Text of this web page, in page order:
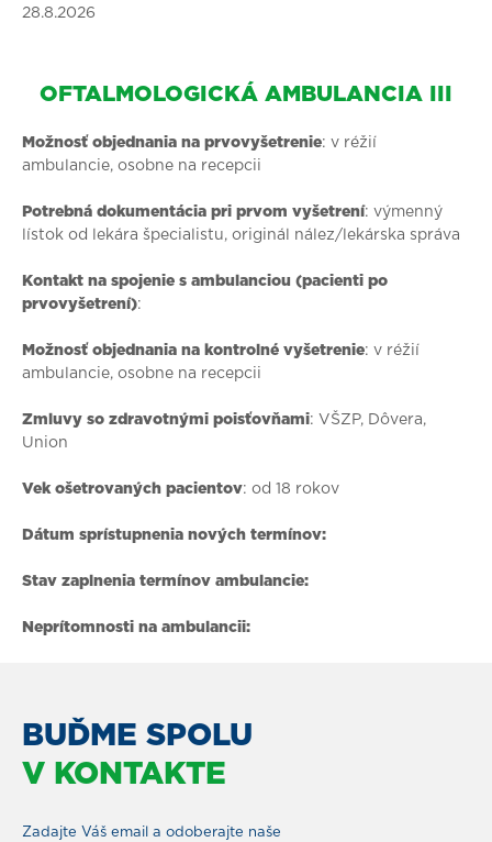
28.8.2026
OFTALMOLOGICKÁ AMBULANCIA III
Možnosť objednania na prvovyšetrenie: v réžií
ambulancie, osobne na recepcii
Potrebná dokumentácia pri prvom vyšetrení: výmenný
lístok od lekára špecialistu, originál nález/lekárska správa
Kontakt na spojenie s ambulanciou (pacienti po
prvovyšetrení):
Možnosť objednania na kontrolné vyšetrenie: v réžií
ambulancie, osobne na recepcii
Zmluvy so zdravotnými poisťovňami: VŠZP, Dôvera,
Union
Vek ošetrovaných pacientov: od 18 rokov
Dátum sprístupnenia nových termínov:
Stav zaplnenia termínov ambulancie:
Neprítomnosti na ambulancii:
BUĎME SPOLU
V KONTAKTE
Zadajte Váš email a odoberajte naše